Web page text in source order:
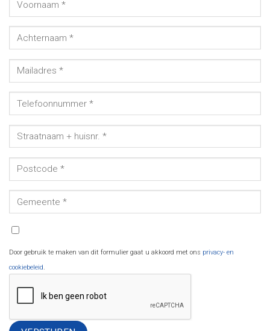
Door gebruik te maken van dit formulier gaat u akkoord met ons privacy- en
cookiebeleid.